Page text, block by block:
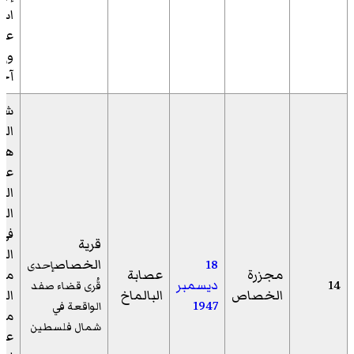
14
مجزرة
الخصاص
18
ديسمبر
1947
عصابة
البالماخ
قرية
الخصاصإحدى
قُرى قضاء صفد
الواقعة في
شمال فلسطين